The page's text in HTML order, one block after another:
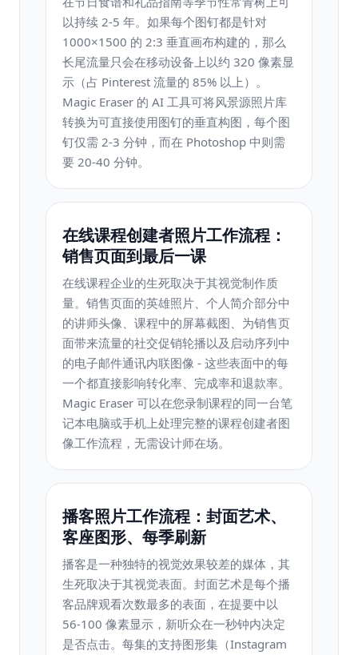
以持续 2-5 年。如果每个图钉都是针对
1000×1500 的 2:3 垂直画布构建的，那么
长尾流量只会在移动设备上以约 320 像素显
示（占 Pinterest 流量的 85% 以上）。
Magic Eraser 的 AI 工具可将风景源照片库
转换为可直接使用图钉的垂直构图，每个图
钉仅需 2-3 分钟，而在 Photoshop 中则需
要 20-40 分钟。
在线课程创建者照片工作流程：
销售页面到最后一课
在线课程企业的生死取决于其视觉制作质
量。销售页面的英雄照片、个人简介部分中
的讲师头像、课程中的屏幕截图、为销售页
面带来流量的社交促销轮播以及启动序列中
的电子邮件通讯内联图像 - 这些表面中的每
一个都直接影响转化率、完成率和退款率。
Magic Eraser 可以在您录制课程的同一台笔
记本电脑或手机上处理完整的课程创建者图
像工作流程，无需设计师在场。
播客照片工作流程：封面艺术、
客座图形、每季刷新
播客是一种独特的视觉效果较差的媒体，其
生死取决于其视觉表面。封面艺术是每个播
客品牌观看次数最多的表面，在提要中以
56-100 像素显示，新听众在一秒钟内决定
是否点击。每集的支持图形集（Instagram